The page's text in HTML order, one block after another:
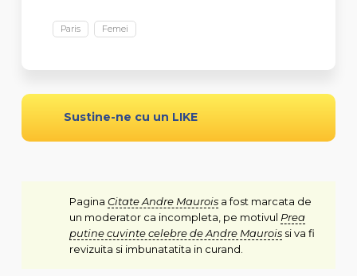
Paris Femei
Sustine-ne cu un LIKE
Pagina Citate Andre Mauroisa fost marcata de
un moderator ca incompleta, pe motivul Prea
putine cuvinte celebre de Andre Mauroissi va fi
revizuita si imbunatatita in curand.